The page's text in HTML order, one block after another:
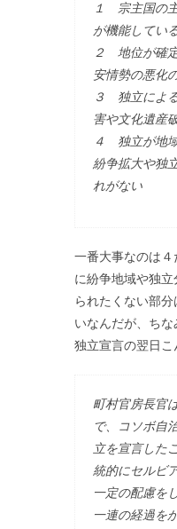
１ 宗主国の
が機能してい
２ 地位が確
安情勢の悪化
３ 独立によ
害や文化遺産
４ 独立が地
紛争拡大や独
れがない
一番大事なのは
に紛争地域や独
られたくない部
いなんだが、ち
独立宣言の翌日こ
町村官房長官
で、コソボ自
立を宣言した
統的にセルビ
一定の配慮を
一連の経過を